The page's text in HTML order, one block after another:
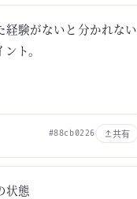
経験がないと分かれない
ト。
#88cb0226 共有
状態